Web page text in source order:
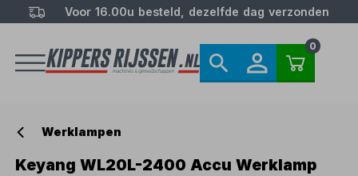
Voor 16.00u besteld, dezelfde dag verzonden
0
Werklampen
Keyang WL20L-2400 Accu Werklamp